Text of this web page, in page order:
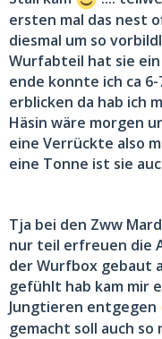
ersten mal das nest
diesmal um so
Wurfabteil hat sie
ende konnte ich ca
erblicken da hab ich
Häsin wäre morgen
eine Verrückte also
eine Tonne ist sie
Tja bei den Zww
nur teil erfreuen die
der Wurfbox gebaut
gefühlt hab kam mir
Jungtieren entgegen
gemacht soll auch so